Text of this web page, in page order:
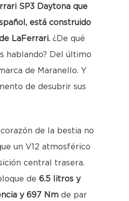
SP3 Daytona que
está construido
LaFerrari. ¿De qué
hablando? Del último
de Maranello. Y
de desubrir sus
de la bestia no
un V12 atmosférico
central trasera.
de 6.5 litros y
y 697 Nm de par